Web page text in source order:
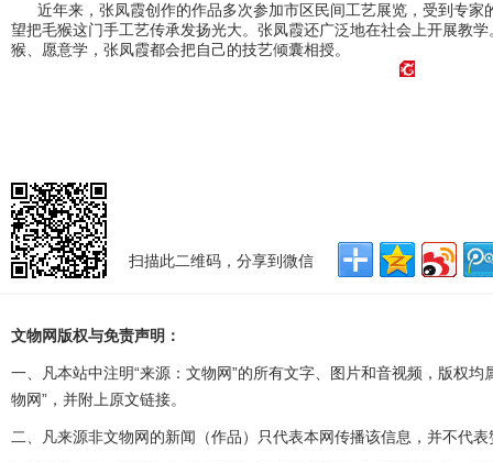
近年来，张凤霞创作的作品多次参加市区民间工艺展览，受到专家
望把毛猴这门手工艺传承发扬光大。张凤霞还广泛地在社会上开展教
猴、愿意学，张凤霞都会把自己的技艺倾囊相授。
扫描此二维码，分享到微信
文物网版权与免责声明：
一、凡本站中注明“来源：文物网”的所有文字、图片和音视频，版权
物网”，并附上原文链接。
二、凡来源非文物网的新闻（作品）只代表本网传播该信息，并不代